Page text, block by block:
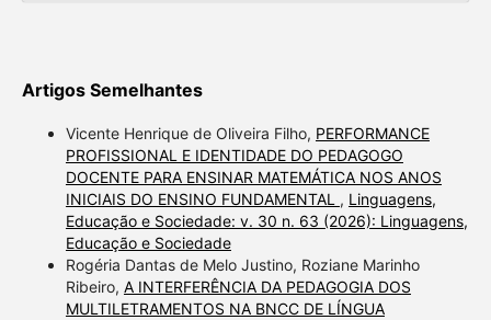
Artigos Semelhantes
Vicente Henrique de Oliveira Filho, PERFORMANCE
PROFISSIONAL E IDENTIDADE DO PEDAGOGO
DOCENTE PARA ENSINAR MATEMÁTICA NOS ANOS
INICIAIS DO ENSINO FUNDAMENTAL , Linguagens,
Educação e Sociedade: v. 30 n. 63 (2026): Linguagens,
Educação e Sociedade
Rogéria Dantas de Melo Justino, Roziane Marinho
Ribeiro, A INTERFERÊNCIA DA PEDAGOGIA DOS
MULTILETRAMENTOS NA BNCC DE LÍNGUA